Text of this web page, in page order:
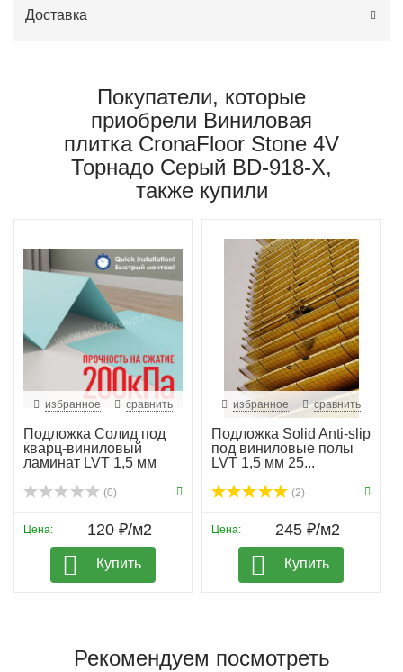
Доставка
Покупатели, которые
приобрели Виниловая
плитка CronaFloor Stone 4V
Торнадо Серый BD-918-X,
также купили
избранное сравнить
Подложка Солид под
кварц-виниловый
ламинат LVT 1,5 мм
(0)
Цена: 120 ₽/м2
Купить
избранное сравнить
Подложка Solid Anti-slip
под виниловые полы
LVT 1,5 мм 25...
(2)
Цена: 245 ₽/м2
Купить
Рекомендуем посмотреть